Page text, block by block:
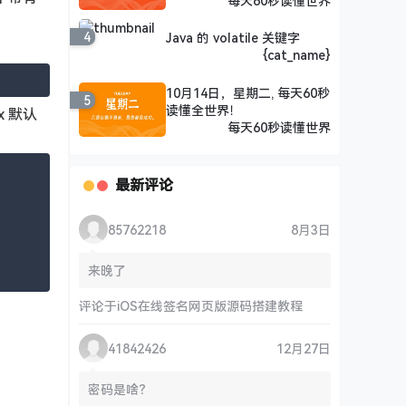
默认
4
Java 的 volatile 关键字
{cat_name}
5
10月14日，星期二, 每天60秒
读懂全世界！
每天60秒读懂世界
最新评论
85762218 8月3日
来晚了
评论于iOS在线签名网页版源码搭建教程
41842426 12月27日
密码是啥？